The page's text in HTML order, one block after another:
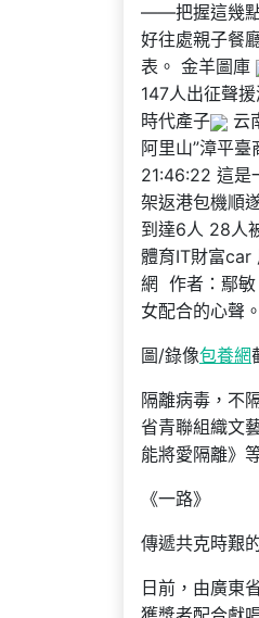
——把握這幾
好往處親子餐
表。 金羊圖庫
147人出征聲
時代產子
云
阿里山”漳平
21:46:22 這
架返港包機順
到達6人 28人
體育IT財富car
網 作者：鄢
女配合的心聲
圖/錄像包養網
隔離病毒，不
省青聯組織文
能將愛隔離》
《一路》
傳遞共克時艱
日前，由廣東